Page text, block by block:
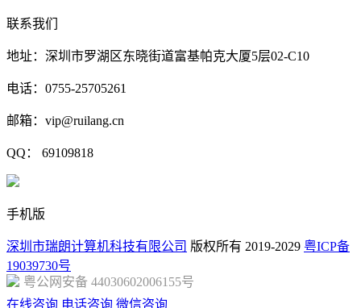
联系我们
地址：深圳市罗湖区东晓街道富基帕克大厦5层02-C10
电话：0755-25705261
邮箱：vip@ruilang.cn
QQ： 69109818
手机版
深圳市瑞朗计算机科技有限公司 版权所有 2019-2029 粤ICP备
19039730号
粤公网安备 44030602006155号
在线咨询 电话咨询 微信咨询